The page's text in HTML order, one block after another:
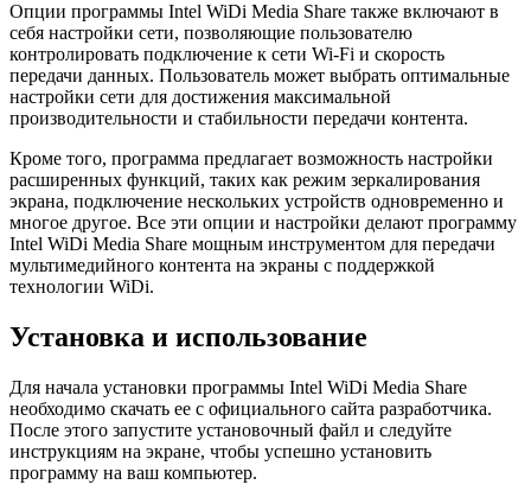
Опции программы Intel WiDi Media Share также включают в
себя настройки сети, позволяющие пользователю
контролировать подключение к сети Wi-Fi и скорость
передачи данных. Пользователь может выбрать оптимальные
настройки сети для достижения максимальной
производительности и стабильности передачи контента.
Кроме того, программа предлагает возможность настройки
расширенных функций, таких как режим зеркалирования
экрана, подключение нескольких устройств одновременно и
многое другое. Все эти опции и настройки делают программу
Intel WiDi Media Share мощным инструментом для передачи
мультимедийного контента на экраны с поддержкой
технологии WiDi.
Установка и использование
Для начала установки программы Intel WiDi Media Share
необходимо скачать ее с официального сайта разработчика.
После этого запустите установочный файл и следуйте
инструкциям на экране, чтобы успешно установить
программу на ваш компьютер.